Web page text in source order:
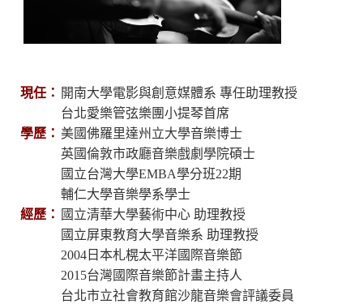
現任： 開南大學電影與創意媒體系 專任助理教授
台北愛樂管弦樂團小提琴首席
學歷： 美國佛羅里達州立大學音樂博士
英國倫敦市政廳音樂戲劇學院碩士
國立台灣大學EMBA學分班22期
輔仁大學音樂學系學士
經歷：
國立清華大學藝術中心 助理教授
國立屏東教育大學音樂系 助理教授
2004日本札榥太平洋國際音樂節
2015台灣國際音樂節計畫主持人
台北市立社會教育館沙龍音樂會評議委員